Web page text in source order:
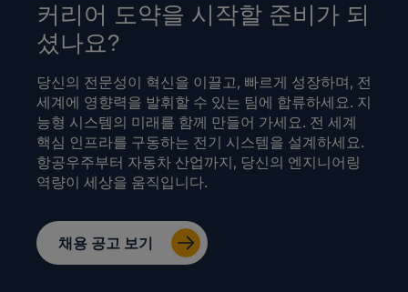
커리어 도약을 시작할 준비가 되
셨나요?
당신의 전문성이 혁신을 이끌고, 빠르게 성장하며, 전
세계에 영향력을 발휘할 수 있는 팀에 합류하세요. 지
능형 시스템의 미래를 함께 만들어 가세요. 전 세계
핵심 인프라를 구동하는 전기 시스템을 설계하세요.
항공우주부터 자동차 산업까지, 당신의 엔지니어링
역량이 세상을 움직입니다.
채용 공고 보기